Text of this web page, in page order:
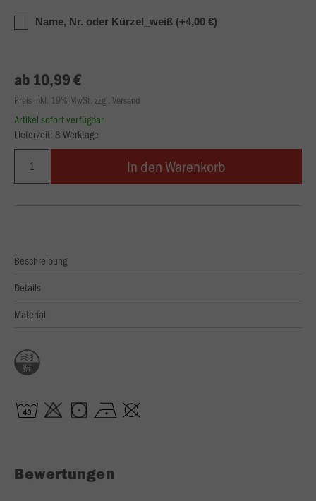
Name, Nr. oder Kürzel_weiß (+4,00 €)
ab 10,99 €
Preis inkl. 19% MwSt. zzgl. Versand
Artikel sofort verfügbar
Lieferzeit: 8 Werktage
In den Warenkorb
Beschreibung
Details
Material
Bewertungen